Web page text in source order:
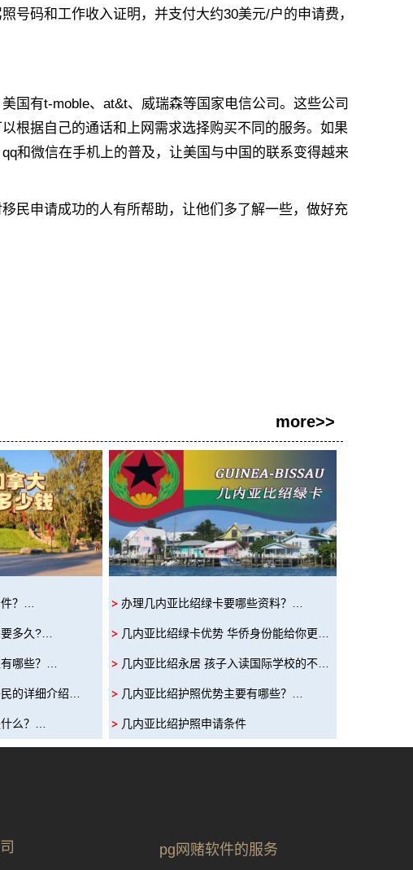
码和工作收入证明，并支付大约30美元/户的申请费，
有t-moble、at&t、威瑞森等国家电信公司。这些公司
根据自己的通话和上网需求选择购买不同的服务。如果
和微信在手机上的普及，让美国与中国的联系变得越来
申请成功的人有所帮助，让他们多了解一些，做好充
more>>
？…
多久?…
哪些？…
的详细介绍…
么？…
办理几内亚比绍绿卡要哪些资料？…
几内亚比绍绿卡优势 华侨身份能给你更…
几内亚比绍永居 孩子入读国际学校的不…
几内亚比绍护照优势主要有哪些？…
几内亚比绍护照申请条件
pg网赌软件的服务